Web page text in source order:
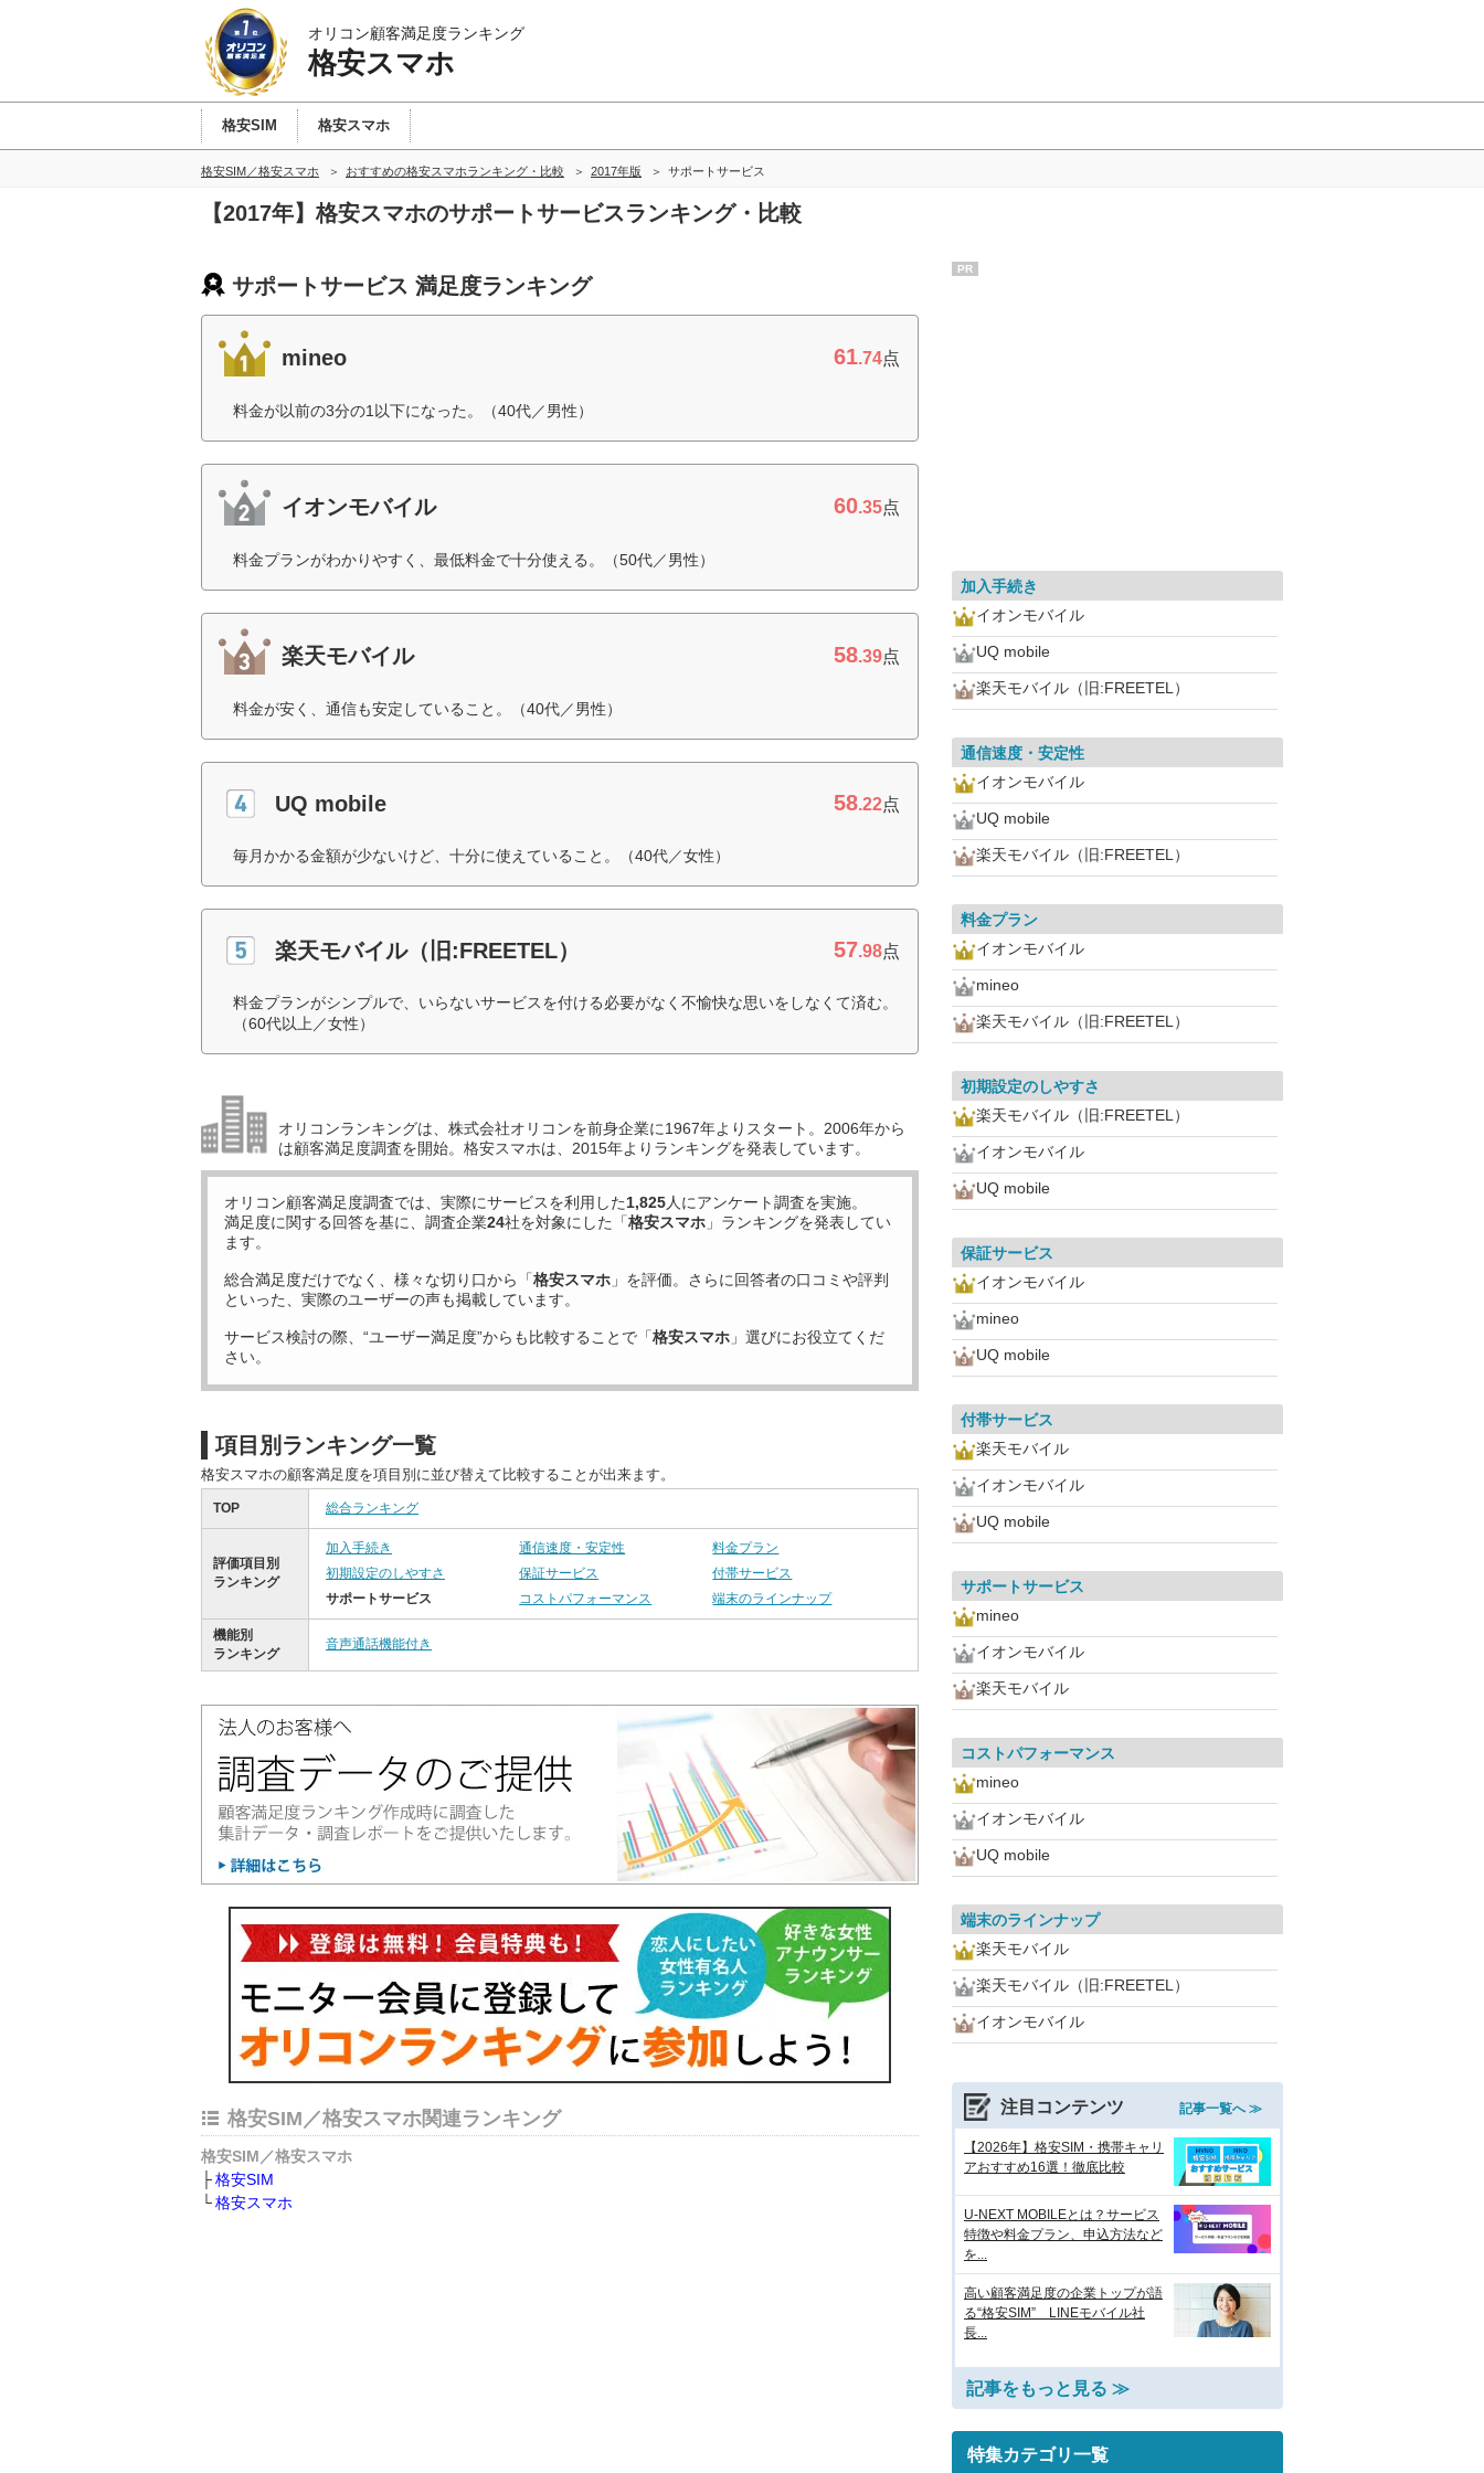
オリコン顧客満足度ランキング
格安スマホ
格安SIM 格安スマホ
格安SIM／格安スマホ おすすめの格安スマホランキング・比較 2017年版 サポートサービス
【2017年】格安スマホのサポートサービスランキング・比較
サポートサービス 満足度ランキング
mineo 61.74点
料金が以前の3分の1以下になった。（40代／男性）
イオンモバイル 60.35点
料金プランがわかりやすく、最低料金で十分使える。（50代／男性）
楽天モバイル 58.39点
料金が安く、通信も安定していること。（40代／男性）
UQ mobile 58.22点
毎月かかる金額が少ないけど、十分に使えていること。（40代／女性）
楽天モバイル（旧:FREETEL） 57.98点
料金プランがシンプルで、いらないサービスを付ける必要がなく不愉快な思いをしなくて済む。
（60代以上／女性）
オリコンランキングは、株式会社オリコンを前身企業に1967年よりスタート。2006年から
は顧客満足度調査を開始。格安スマホは、2015年よりランキングを発表しています。
オリコン顧客満足度調査では、実際にサービスを利用した1,825人にアンケート調査を実施。
満足度に関する回答を基に、調査企業24社を対象にした「格安スマホ 」ランキングを発表してい
ます。
総合満足度だけでなく、様々な切り口から「格安スマホ 」を評価。さらに回答者の口コミや評判
といった、実際のユーザーの声も掲載しています。
サービス検討の際、“ユーザー満足度”からも比較することで「格安スマホ 」選びにお役立てくだ
さい。
項目別ランキング一覧
格安スマホの顧客満足度を項目別に並び替えて比較することが出来ます。
TOP 総合ランキング
評価項目別
ランキング
加入手続き 通信速度・安定性
料金プラン
初期設定のしやすさ
保証サービス
付帯サービス
サポートサービス
コストパフォーマンス 端末のラインナップ
機能別
ランキング
音声通話機能付き
格安SIM／格安スマホ関連ランキング
格安SIM／格安スマホ
格安SIM
格安スマホ
PR
加入手続き
イオンモバイル
UQ mobile
楽天モバイル（旧:FREETEL）
通信速度・安定性
イオンモバイル
UQ mobile
楽天モバイル（旧:FREETEL）
料金プラン
イオンモバイル
mineo
楽天モバイル（旧:FREETEL）
初期設定のしやすさ
楽天モバイル（旧:FREETEL）
イオンモバイル
UQ mobile
保証サービス
イオンモバイル
mineo
UQ mobile
付帯サービス
楽天モバイル
イオンモバイル
UQ mobile
サポートサービス
mineo
イオンモバイル
楽天モバイル
コストパフォーマンス
mineo
イオンモバイル
UQ mobile
端末のラインナップ
楽天モバイル
楽天モバイル（旧:FREETEL）
イオンモバイル
注目コンテンツ 記事一覧へ ≫
【2026年】格安SIM・携帯キャリ
アおすすめ16選！徹底比較
U-NEXT MOBILEとは？サービス
特徴や料金プラン、申込方法など
を...
高い顧客満足度の企業トップが語
る“格安SIM” LINEモバイル社
長...
記事をもっと見る ≫
特集カテゴリ一覧